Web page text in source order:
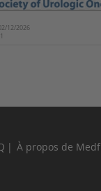
12/2026
À propos de